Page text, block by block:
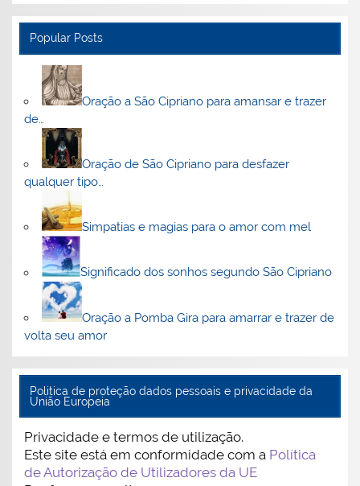
Popular Posts
Oração a São Cipriano para amansar e trazer
de…
Oração de São Cipriano para desfazer
qualquer tipo…
Simpatias e magias para o amor com mel
Significado dos sonhos segundo São Cipriano
Oração a Pomba Gira para amarrar e trazer de
volta seu amor
Politica de proteção dados pessoais e privacidade da
União Europeia
Privacidade e termos de utilização.
Este site está em conformidade com a Política
de Autorização de Utilizadores da UE